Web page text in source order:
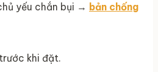
yếu chắn bụi → bản chống
trước khi đặt.